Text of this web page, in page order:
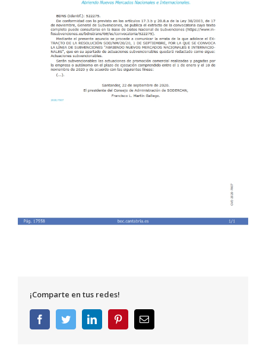
¡Comparte en tus redes!
FacebookTwitterLinkedInPinterestCorreo
electrónico